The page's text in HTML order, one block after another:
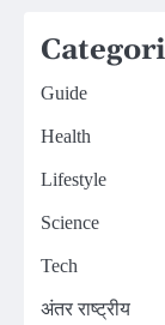
Guide
Health
Lifestyle
Science
Tech
अंतर राष्ट्रीय